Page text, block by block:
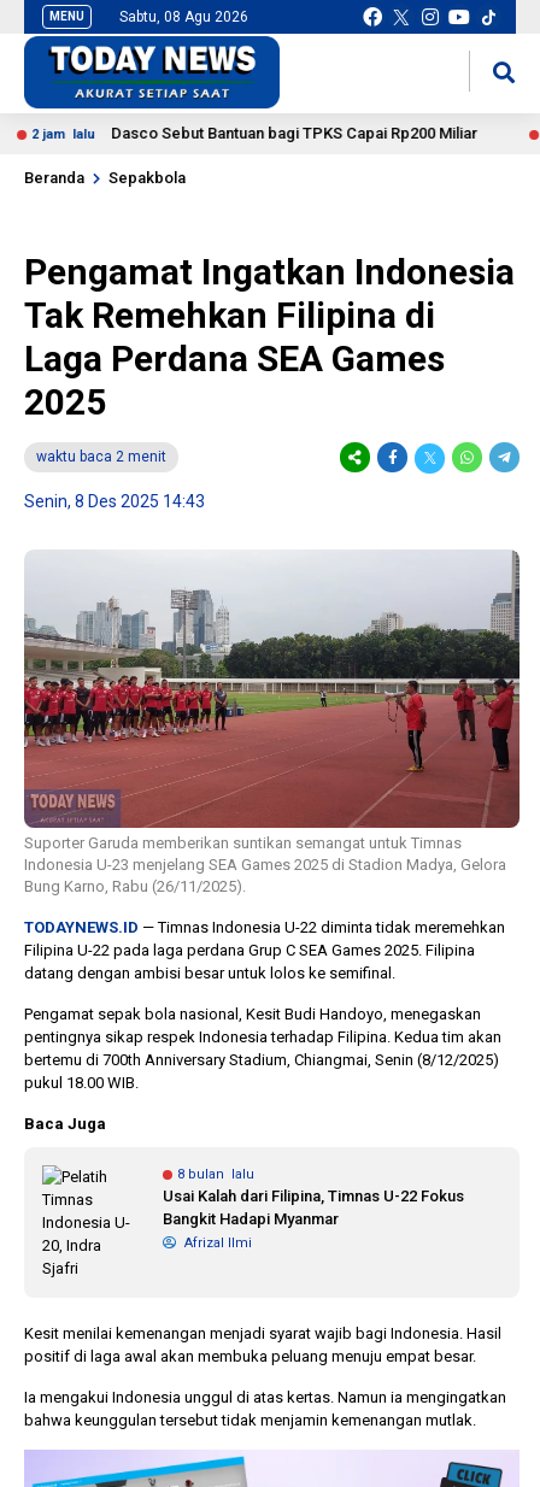
MENU Sabtu, 08 Agu 2026
lalu Dasco Sebut Bantuan bagi TPKS Capai Rp200 Miliar 3
Beranda Sepakbola
Pengamat Ingatkan Indonesia
Tak Remehkan Filipina di
Laga Perdana SEA Games
2025
waktu baca 2 menit
Senin, 8 Des 2025 14:43
Suporter Garuda memberikan suntikan semangat untuk Timnas
Indonesia U-23 menjelang SEA Games 2025 di Stadion Madya, Gelora
Bung Karno, Rabu (26/11/2025).
TODAYNEWS.ID — Timnas Indonesia U-22 diminta tidak meremehkan
Filipina U-22 pada laga perdana Grup C SEA Games 2025. Filipina
datang dengan ambisi besar untuk lolos ke semifinal.
Pengamat sepak bola nasional, Kesit Budi Handoyo, menegaskan
pentingnya sikap respek Indonesia terhadap Filipina. Kedua tim akan
bertemu di 700th Anniversary Stadium, Chiangmai, Senin (8/12/2025)
pukul 18.00 WIB.
Baca Juga
8 bulan lalu
Usai Kalah dari Filipina, Timnas U-22 Fokus
Bangkit Hadapi Myanmar
Afrizal Ilmi
Kesit menilai kemenangan menjadi syarat wajib bagi Indonesia. Hasil
positif di laga awal akan membuka peluang menuju empat besar.
Ia mengakui Indonesia unggul di atas kertas. Namun ia mengingatkan
bahwa keunggulan tersebut tidak menjamin kemenangan mutlak.
1 tahun lalu
Banyak Gugatan di
Pilkada 2024, Legislator
Ragukan SDM Bawaslu
10 bulan lalu
KPU
Keputusan
Capres-